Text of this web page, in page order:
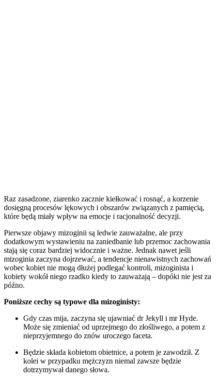
Raz zasadzone, ziarenko zacznie kiełkować i rosnąć, a korzenie
dosięgną procesów lękowych i obszarów związanych z pamięcią,
które będą miały wpływ na emocje i racjonalność decyzji.
Pierwsze objawy mizoginii są ledwie zauważalne, ale przy
dodatkowym wystawieniu na zaniedbanie lub przemoc zachowania
stają się coraz bardziej widocznie i ważne. Jednak nawet jeśli
mizoginia zaczyna dojrzewać, a tendencje nienawistnych zachowań
wobec kobiet nie mogą dłużej podlegać kontroli, mizoginista i
kobiety wokół niego rzadko kiedy to zauważają – dopóki nie jest za
późno.
Poniższe cechy są typowe dla mizoginisty:
Gdy czas mija, zaczyna się ujawniać dr Jekyll i mr Hyde.
Może się zmieniać od uprzejmego do złośliwego, a potem z
nieprzyjemnego do znów uroczego faceta.
Będzie składa kobietom obietnice, a potem je zawodził. Z
kolei w przypadku mężczyzn niemal zawsze będzie
dotrzymywał danego słowa.